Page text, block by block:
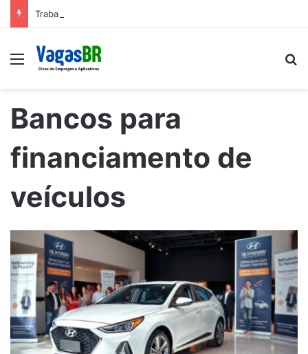
Trabalhe conosco: Vagas abertas na Petrobras
Menu
Bancos para
financiamento de
veículos